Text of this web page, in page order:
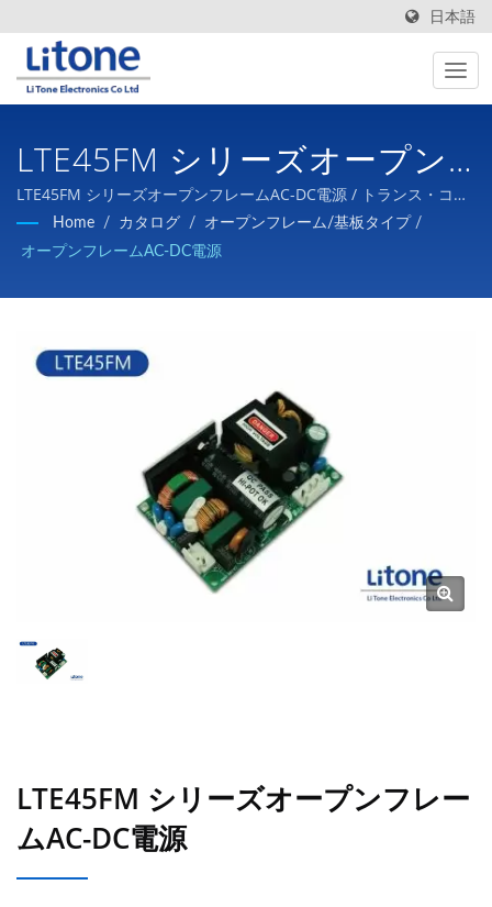
日本語
LTE45FM シリーズオープン
フレームAC-DC電源
LTE45FM シリーズオープンフレームAC-DC電源 / トランス・コイ
ル・アダプター・オープン電源・カスタム電源、バッテリ充電器
などの開発、設計、製造と販売
Home / カタログ / オープンフレーム/基板タイプ /
オープンフレームAC-DC電源
LTE45FM シリーズオープンフレー
ムAC-DC電源